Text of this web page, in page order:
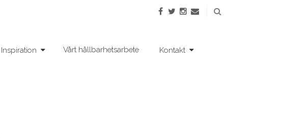
Inspiration Vårt hållbarhetsarbete Kontakt